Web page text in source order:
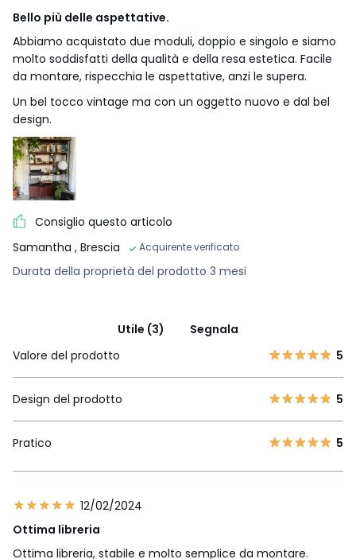
Bello più delle aspettative.
Abbiamo acquistato due moduli, doppio e singolo e siamo
molto soddisfatti della qualità e della resa estetica. Facile
da montare, rispecchia le aspettative, anzi le supera.
Un bel tocco vintage ma con un oggetto nuovo e dal bel
design.
Consiglio questo articolo
Samantha , Brescia Acquirente verificato
Durata della proprietà del prodotto 3 mesi
Utile (3)
Segnala
Valore del prodotto
5
Design del prodotto 5
Pratico 5
12/02/2024
Ottima libreria
Ottima libreria, stabile e molto semplice da montare.